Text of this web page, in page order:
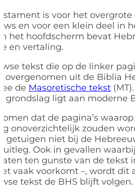
is voor het
en voor een klein deel in
het hoofdscherm bevat
en vertaling.
tekst die op de linker
overgenomen uit de Biblia
de Masoretische tekst
grondslag ligt aan moderne
dat de pagina’s
onoverzichtelijk zouden
getuigen niet bij de
Ook in gevallen
ten gunste van de tekst
vaak voorkomt –, wordt
tekst de BHS blijft volgen.